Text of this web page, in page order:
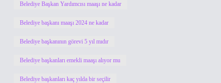
Belediye Başkan Yardımcısı maaşı ne kadar
Belediye başkanı maaşı 2024 ne kadar
Belediye başkanının görevi 5 yıl mıdır
Belediye başkanları emekli maaşı alıyor mu
Belediye başkanları kaç yılda bir seçilir